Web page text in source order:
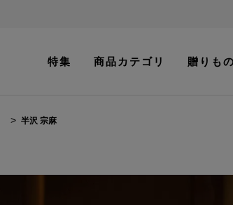
特集 商品カテゴリ 贈りもの
半沢 宗麻